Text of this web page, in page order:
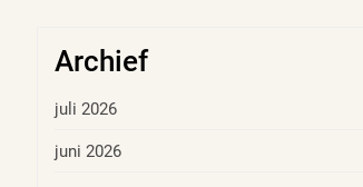
Archief
juli 2026
juni 2026